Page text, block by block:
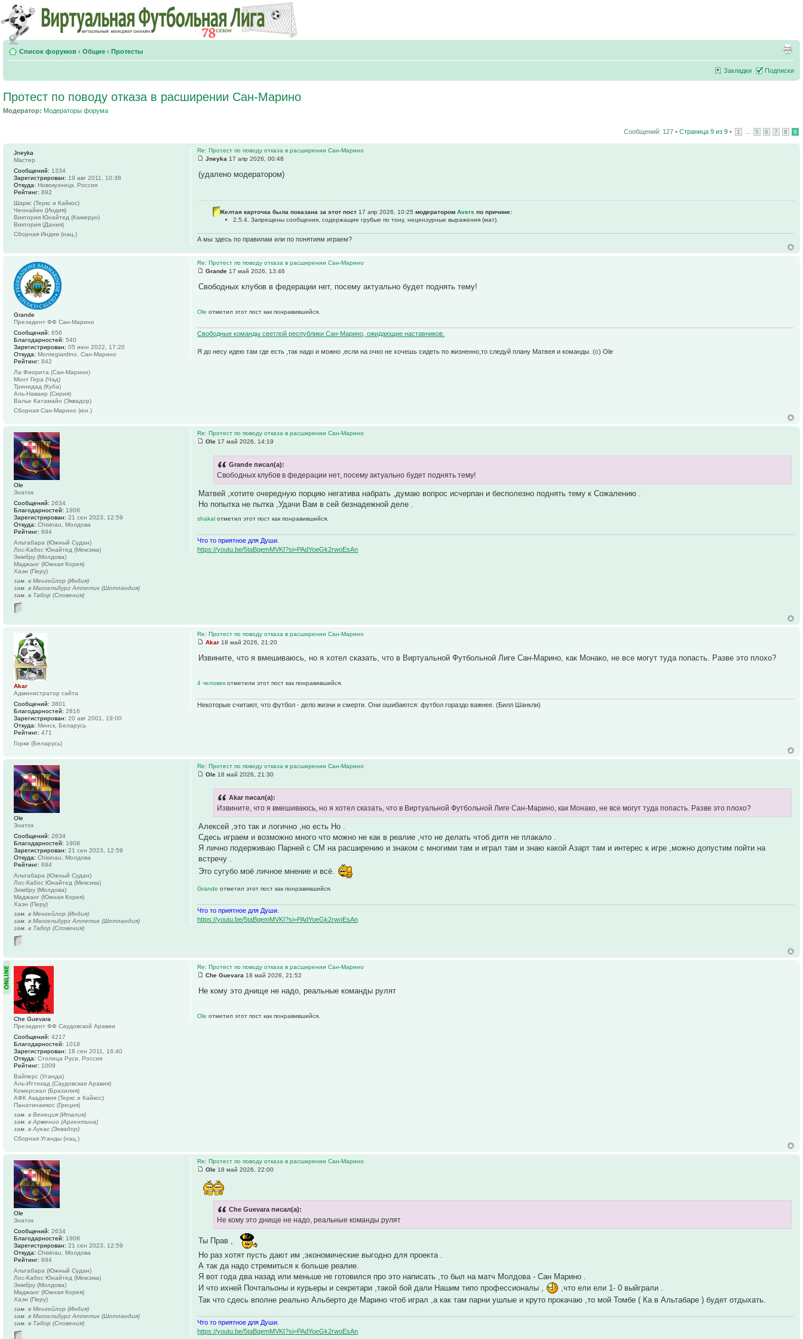
Список форумов ‹ Общие ‹ Протесты
Закладки Подписки
Протест по поводу отказа в расширении Сан-Марино
Модератор: Модераторы форума
Сообщений: 127 • Страница 9 из 9 • 1 5 6 7 8 9
Re: Протест по поводу отказа в расширении Сан-Марино
Jneyka 17 апр 2026, 00:48
(удалено модератором)
Желтая карточка была показана за этот пост 17 апр 2026, 10:25 модераторомAvers по причине:
2.5.4. Запрещены сообщения, содержащие гpубые по тону, нецензурные выpажения (мат).
А мы здесь по правилам или по понятиям играем?
Jneyka
Мастер
Сообщений: 1334
Зарегистрирован: 19 авг 2011, 10:38
Откуда: Новокузнецк, Россия
Рейтинг: 892
Шаркс (Теркс и Кайкос)
Ченнайин (Индия)
Виктория Юнайтед (Камерун)
Виктория (Дания)
Сборная Индии (нац.)
Re: Протест по поводу отказа в расширении Сан-Марино
Grande 17 май 2026, 13:46
Свободных клубов в федерации нет, посему актуально будет поднять тему!
Oleотметил этот пост как понравившийся.
Свободные команды светлой республики Сан-Марино, ожидающие наставников.
Я до несу идею там где есть ,так надо и можно ,если на очко не хочешь сидеть по жизненно,то следуй плану Матвея и команды. (c) Ole
Grande
Президент ФФ Сан-Марино
Сообщений: 656
Благодарностей: 540
Зарегистрирован: 05 июн 2022, 17:20
Откуда: Montegiardino, Сан-Марино
Рейтинг: 842
Ла Фиорита (Сан-Марино)
Монт Гера (Чад)
Тринидад (Куба)
Аль-Наваир (Сирия)
Валье Катамайо (Эквадор)
Сборная Сан-Марино (юн.)
Re: Протест по поводу отказа в расширении Сан-Марино
Ole 17 май 2026, 14:19
Grande писал(а):
Свободных клубов в федерации нет, посему актуально будет поднять тему!
Матвей ,хотите очередную порцию негатива набрать ,думаю вопрос исчерпан и бесполезно поднять тему к Сожалению .
Но попытка не пытка ,Удачи Вам в сей безнадежной деле .
shakalотметил этот пост как понравившийся.
Что то приятное для Души.
https://youtu.be/5taBqemMVKI?si=PAdYoeGk2rwoEsAn
Ole
Знаток
Сообщений: 2634
Благодарностей: 1908
Зарегистрирован: 21 сен 2023, 12:59
Откуда: Chisinau, Молдова
Рейтинг: 694
Альтабара (Южный Судан)
Лос-Кабос Юнайтед (Мексика)
Зимбру (Молдова)
Маджанг (Южная Корея)
Хаэн (Перу)
зам. в Менгейлор (Индия)
зам. в Массельбург Атлетик (Шотландия)
зам. в Табор (Словения)
Re: Протест по поводу отказа в расширении Сан-Марино
Akar 18 май 2026, 21:20
Извините, что я вмешиваюсь, но я хотел сказать, что в Виртуальной Футбольной Лиге Сан-Марино, как Монако, не все могут туда попасть. Разве это плохо?
4 человекотметили этот пост как понравившийся.
Некоторые считают, что футбол - дело жизни и смерти. Они ошибаются: футбол гораздо важнее. (Билл Шанкли)
Akar
Администратор сайта
Сообщений: 3801
Благодарностей: 2816
Зарегистрирован: 20 авг 2001, 19:00
Откуда: Минск, Беларусь
Рейтинг: 471
Горки (Беларусь)
Re: Протест по поводу отказа в расширении Сан-Марино
Ole 18 май 2026, 21:30
Akar писал(а):
Извините, что я вмешиваюсь, но я хотел сказать, что в Виртуальной Футбольной Лиге Сан-Марино, как Монако, не все могут туда попасть. Разве это плохо?
Алексей ,это так и логично ,но есть Но .
Сдесь играем и возможно много что можно не как в реалие ,что не делать чтоб дитя не плакало .
Я лично подерживаю Парней с СМ на расширению и знаком с многими там и играл там и знаю какой Азарт там и интерес к игре ,можно допустим пойти на
встречу .
Это сугубо моё личное мнение и всё.
Grandeотметил этот пост как понравившийся.
Что то приятное для Души.
https://youtu.be/5taBqemMVKI?si=PAdYoeGk2rwoEsAn
Ole
Знаток
Сообщений: 2634
Благодарностей: 1908
Зарегистрирован: 21 сен 2023, 12:59
Откуда: Chisinau, Молдова
Рейтинг: 694
Альтабара (Южный Судан)
Лос-Кабос Юнайтед (Мексика)
Зимбру (Молдова)
Маджанг (Южная Корея)
Хаэн (Перу)
зам. в Менгейлор (Индия)
зам. в Массельбург Атлетик (Шотландия)
зам. в Табор (Словения)
Re: Протест по поводу отказа в расширении Сан-Марино
Che Guevara 18 май 2026, 21:52
Не кому это днище не надо, реальные команды рулят
Oleотметил этот пост как понравившийся.
Che Guevara
Президент ФФ Саудовской Аравии
Сообщений: 4217
Благодарностей: 1018
Зарегистрирован: 18 сен 2011, 16:40
Откуда: Столица Руси, Россия
Рейтинг: 1009
Вайперс (Уганда)
Аль-Иттихад (Саудовская Аравия)
Комерсиал (Бразилия)
АФК Академия (Теркс и Кайкос)
Панатинаикос (Греция)
зам. в Венеция (Италия)
зам. в Арменио (Аргентина)
зам. в Аукас (Эквадор)
Сборная Уганды (нац.)
Re: Протест по поводу отказа в расширении Сан-Марино
Ole 18 май 2026, 22:00
Che Guevara писал(а):
Не кому это днище не надо, реальные команды рулят
Ты Прав ,
Но раз хотят пусть дают им ,экономические выгодно для проекта .
А так да надо стремиться к больше реалие.
Я вот года два назад или меньше не готовился про это написать ,то был на матч Молдова - Сан Марино .
И что ихней Почтальоны и курьеры и секретари ,такой бой дали Нашим типо профессионалы ,
,что ели ели 1- 0 выйграли .
Так что сдесь вполне реально Альберто де Марино чтоб играл ,а как там парни ушлые и круто прокачаю ,то мой Томбе ( Ка в Альтабаре ) будет отдыхать.
Что то приятное для Души.
https://youtu.be/5taBqemMVKI?si=PAdYoeGk2rwoEsAn
Ole
Знаток
Сообщений: 2634
Благодарностей: 1908
Зарегистрирован: 21 сен 2023, 12:59
Откуда: Chisinau, Молдова
Рейтинг: 694
Альтабара (Южный Судан)
Лос-Кабос Юнайтед (Мексика)
Зимбру (Молдова)
Маджанг (Южная Корея)
Хаэн (Перу)
зам. в Менгейлор (Индия)
зам. в Массельбург Атлетик (Шотландия)
зам. в Табор (Словения)